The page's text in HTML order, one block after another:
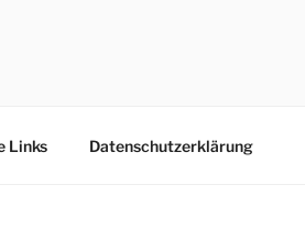
Links Datenschutzerklärung